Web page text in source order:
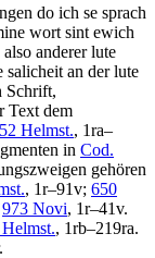
do ich se sprach
wort sint ewich
anderer lute
salicheit an der lute
Schrift,
Text dem
Helmst., 1ra–
in Cod.
gehören
, 1r–91v; 650
973 Novi, 1r–41v.
, 1rb–219ra.